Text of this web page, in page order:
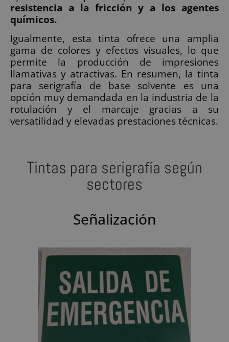
resistencia a la fricción y a los agentes
químicos.
Igualmente, esta tinta ofrece una amplia
gama de colores y efectos visuales, lo que
permite la producción de impresiones
llamativas y atractivas. En resumen, la tinta
para serigrafía de base solvente es una
opción muy demandada en la industria de la
rotulación y el marcaje gracias a su
versatilidad y elevadas prestaciones técnicas.
Tintas para serigrafía según
sectores
Señalización